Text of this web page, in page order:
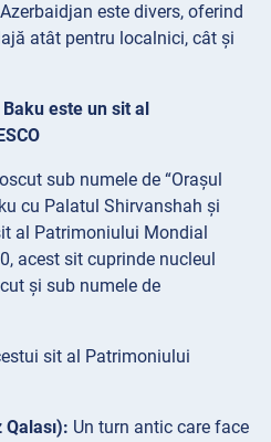
este divers, oferind
atât pentru localnici, cât și
este un sit al
sub numele de “Orașul
cu Palatul Shirvanshah și
al Patrimoniului Mondial
acest sit cuprinde nucleul
și sub numele de
sit al Patrimoniului
Un turn antic care face